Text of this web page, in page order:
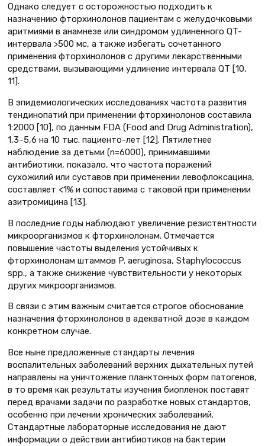
Однако следует с осторожностью подходить к
назначению фторхинолонов пациентам с желудочковыми
аритмиями в анамнезе или синдромом удлиненного QT-
интервала >500 мс, а также избегать сочетанного
применения фторхинолонов с другими лекарственными
средствами, вызывающими удлинение интервала QT [10,
11].
В эпидемиологических исследованиях частота развития
тендинопатий при применении фторхинолонов составила
1:2000 [10], по данным FDA (Food and Drug Administration),
1,3–5,6 на 10 тыс. пациенто-лет [12]. Пятилетнее
наблюдение за детьми (n=6000), принимавшими
антибиотики, показало, что частота поражений
сухожилий или суставов при применении левофлоксацина,
составляет <1% и сопоставима с таковой при применении
азитромицина [13].
В последние годы наблюдают увеличение резистентности
микроорганизмов к фторхинолонам. Отмечается
повышение частоты выделения устойчивых к
фторхинолонам штаммов P. aeruginosa, Staphylococcus
spp., а также снижение чувствительности у некоторых
других микроорганизмов.
В связи c этим важным считается строгое обоснование
назначения фторхинолонов в адекватной дозе в каждом
конкретном случае.
Все ныне предложенные стандарты лечения
воспалительных заболеваний верхних дыхательных путей
направлены на уничтожение планктонных форм патогенов,
в то время как результаты изучения биопленок поставят
перед врачами задачи по разработке новых стандартов,
особенно при лечении хронических заболеваний.
Стандартные лабораторные исследования не дают
информации о действии антибиотиков на бактерии